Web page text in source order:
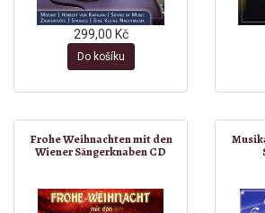
299,00 Kč
Do košíku
Frohe Weihnachten mit den
Wiener Sängerknaben CD